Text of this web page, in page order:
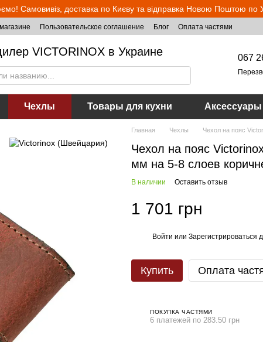
Самовивіз, доставка по Києву та відправка Новою Поштою по
Пользовательское соглашение Блог Оплата частями
VICTORINOX в Украине 067
Чехлы Товары для кухни Аксессуары
Главная Чехлы Чехол на пояс
Чехол на пояс
мм на 5-8 слоев
В наличии Оставить отзыв
1 701 грн
Войти или Зарегистрироваться
Купить Оплата
ПОКУПКА ЧАСТЯМИ
6 платежей по 283.50 грн